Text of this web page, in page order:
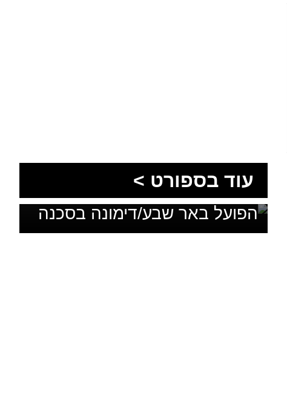
עוד בספורט >
בלי מאמן, בלי סגל ועם דדליין:
הפועל באר שבע/דימונה בסכנה